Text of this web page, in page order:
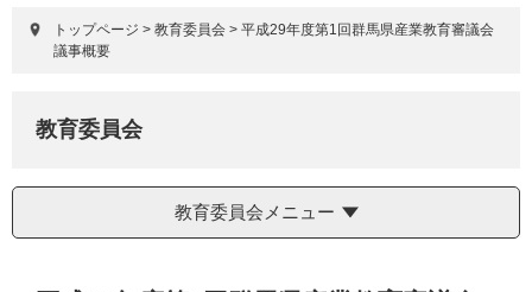
象
トップページ > 教育委員会 > 平成29年度第1回群馬県産業教育審議会
議事概要
教育委員会
教育委員会メニュー